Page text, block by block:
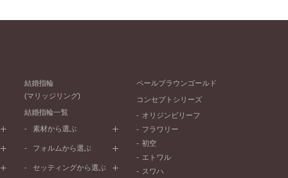
結婚指輪
(マリッジリング)
結婚指輪一覧
素材から選ぶ
プラチナ
ピンクゴールド
フォルムから選ぶ
ストレートライン
セッティングから選ぶ
ペールブラウンゴールド
コンセプトシリーズ
オリジンビリーフ
フラワリー
初空
エトワル
スワハ